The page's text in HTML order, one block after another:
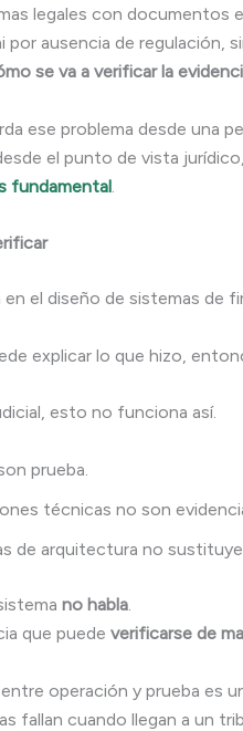
legales con documentos
por ausencia de regulación,
se va a verificar la
ese problema desde una
el punto de vista
fundamental
el diseño de sistemas de
explicar lo que hizo,
esto no funciona así.
prueba.
técnicas no son
de arquitectura no
no habla.
que puede verificarse de
operación y prueba es
fallan cuando llegan a un